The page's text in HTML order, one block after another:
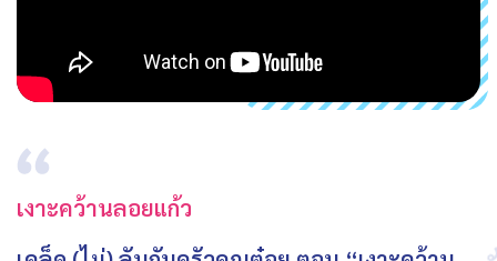
เงาะคว้านลอยแก้ว